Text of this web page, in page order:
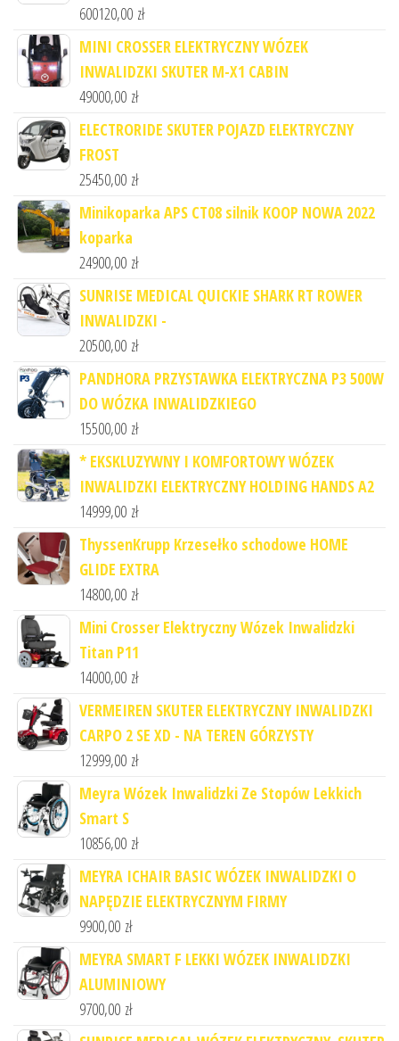
600120,00 zł
MINI CROSSER ELEKTRYCZNY WÓZEK
INWALIDZKI SKUTER M-X1 CABIN
49000,00 zł
ELECTRORIDE SKUTER POJAZD ELEKTRYCZNY
FROST
25450,00 zł
Minikoparka APS CT08 silnik KOOP NOWA 2022
koparka
24900,00 zł
SUNRISE MEDICAL QUICKIE SHARK RT ROWER
INWALIDZKI -
20500,00 zł
PANDHORA PRZYSTAWKA ELEKTRYCZNA P3 500W
DO WÓZKA INWALIDZKIEGO
15500,00 zł
* EKSKLUZYWNY I KOMFORTOWY WÓZEK
INWALIDZKI ELEKTRYCZNY HOLDING HANDS A2
14999,00 zł
ThyssenKrupp Krzesełko schodowe HOME
GLIDE EXTRA
14800,00 zł
Mini Crosser Elektryczny Wózek Inwalidzki
Titan P11
14000,00 zł
VERMEIREN SKUTER ELEKTRYCZNY INWALIDZKI
CARPO 2 SE XD - NA TEREN GÓRZYSTY
12999,00 zł
Meyra Wózek Inwalidzki Ze Stopów Lekkich
Smart S
10856,00 zł
MEYRA ICHAIR BASIC WÓZEK INWALIDZKI O
NAPĘDZIE ELEKTRYCZNYM FIRMY
9900,00 zł
MEYRA SMART F LEKKI WÓZEK INWALIDZKI
ALUMINIOWY
9700,00 zł